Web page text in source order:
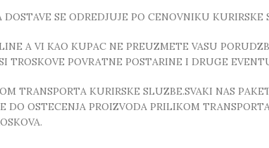
SE ODREDJUJE PO CENOVNIKU KURIRSKE
A VI KAO KUPAC NE PREUZMETE VASU
TROSKOVE POVRATNE POSTARINE I DRUGE
TRANSPORTA KURIRSKE SLUZBE.SVAKI NAS
OSTECENJA PROIZVODA PRILIKOM